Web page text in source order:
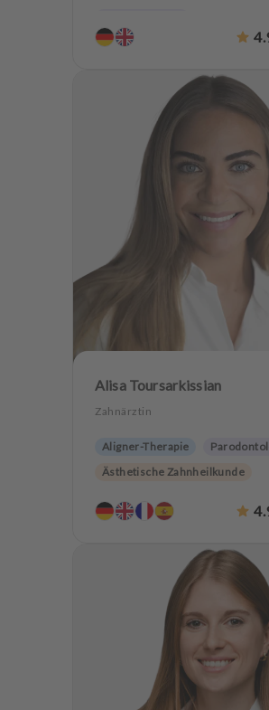
Ästhetische Zahnheilkunde
Oralchirurgie
Implantologie
Alterszahnheilkunde
Zahnerhaltung
Alisa Toursarkissian
Zahnärztin
Aligner-Therapie
Ästhetische Zahnheilkunde